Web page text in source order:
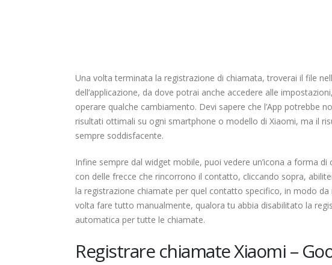
Una volta terminata la registrazione di chiamata, troverai il file
dell’applicazione, da dove potrai anche accedere alle
operare qualche cambiamento. Devi sapere che l’App potrebbe
risultati ottimali su ogni smartphone o modello di Xiaomi, ma il
sempre soddisfacente.
Infine sempre dal widget mobile, puoi vedere un’icona a forma
con delle frecce che rincorrono il contatto, cliccando sopra,
la registrazione chiamate per quel contatto specifico, in modo da
volta fare tutto manualmente, qualora tu abbia disabilitato la
automatica per tutte le chiamate.
Registrare chiamate Xiaomi –